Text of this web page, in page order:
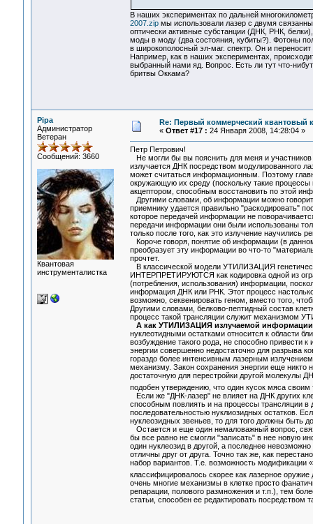
В наших экспериментах по дальней
2007.zipмы использовали лазер с двумя
оптически активные субстанции (ДНК, РНК,
моды в моду (два состояния, кубиты?). Фотоны
в широкополосный эл-маг. спектр. Он и
Например, как в наших экспериментах,
выбранный нами яд. Вопрос. Есть ли тут что-
бритвы Оккама?
Pipa
Администратор
Ветеран
Сообщений: 3660
Квантовая
инструменталистка
Re: Первый коммерческий квантовый
« Ответ #17 : 24 Января 2008, 14:28:04 »
Петр Петрович!
Не могли бы вы пояснить для меня и
излучается ДНК посредством модулированного
может считаться информационным. Поэтому
окружающую их среду (поскольку такие
акцептором, способным восстановить по этой
Другими словами, об информации можно
приемнику удается правильно "раскодировать"
которое передачей информации не
передачи информации они были использованы
только после того, как это излучение научились
Короче говоря, понятие об информации (в
преобразует эту информации во что-то
прочтет.
В классической модели УТИЛИЗАЦИЯ
ИНТЕРПРЕТИРУЮТСЯ как кодировка одной из
(потребления, использования) информации,
информация ДНК или РНК. Этот процесс
возможно, секвенировать геном, вместо того,
Другими словами, белково-пептидный состав
процесс такой трансляции служит механизмом
А как УТИЛИЗАЦИЯ излучаемой
нуклеотидными остатками относится к области
возбуждение такого рода, не способно привести
энергии совершенно недостаточно для разрыва
гораздо более интенсивным лазерным
механизму. Закон сохранения энергии еще никто
достаточную для перестройки другой молекулы
подобен утверждению, что один кусок мяса
Если же "ДНК-лазер" не влияет на ДНК других
способным повлиять и на процессы трансляции в
последовательностью нуклиозидных остатков.
нуклеозидных звеньев, то для того должны быть
Остается и еще один немаловажный вопрос,
бы все равно не смогли "записать" в нее новую
один нуклеозид в другой, а последнее
отличны друг от друга. Точно так же, как
набор вариантов. Т.е. возможность модификации
классифицировалось скорее как лазерное
очень многие механизмы в клетке просто
репарации, полового размножения и т.п.), тем
статьи, способен ее редактировать посредством